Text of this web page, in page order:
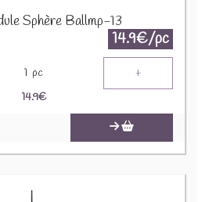
Sphère Ballmp-13
14.9€/pc
1 pc +
14.9€